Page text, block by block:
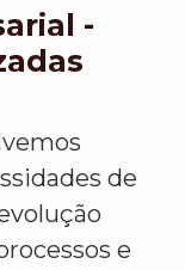
-
de
e